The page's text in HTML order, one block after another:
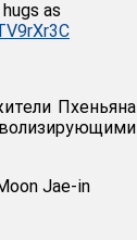
as
Пхеньяна
Jae-in